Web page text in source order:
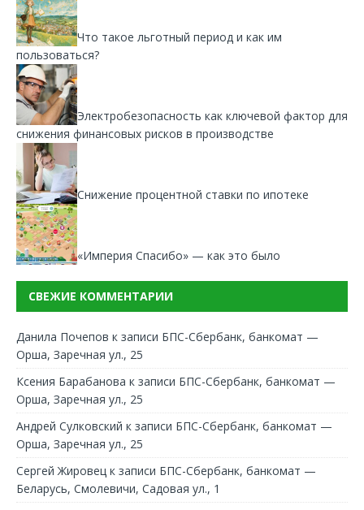
Что такое льготный период и как им
пользоваться?
Электробезопасность как ключевой фактор для
снижения финансовых рисков в производстве
Снижение процентной ставки по ипотеке
«Империя Спасибо» — как это было
СВЕЖИЕ КОММЕНТАРИИ
Данила Почепов к записи БПС-Сбербанк, банкомат —
Орша, Заречная ул., 25
Ксения Барабанова к записи БПС-Сбербанк, банкомат —
Орша, Заречная ул., 25
Андрей Сулковский к записи БПС-Сбербанк, банкомат —
Орша, Заречная ул., 25
Сергей Жировец к записи БПС-Сбербанк, банкомат —
Беларусь, Смолевичи, Садовая ул., 1